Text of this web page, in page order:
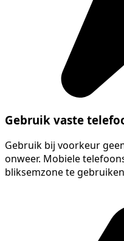
Gebruik vaste
Gebruik bij voorkeur
onweer. Mobiele
bliksemzone te